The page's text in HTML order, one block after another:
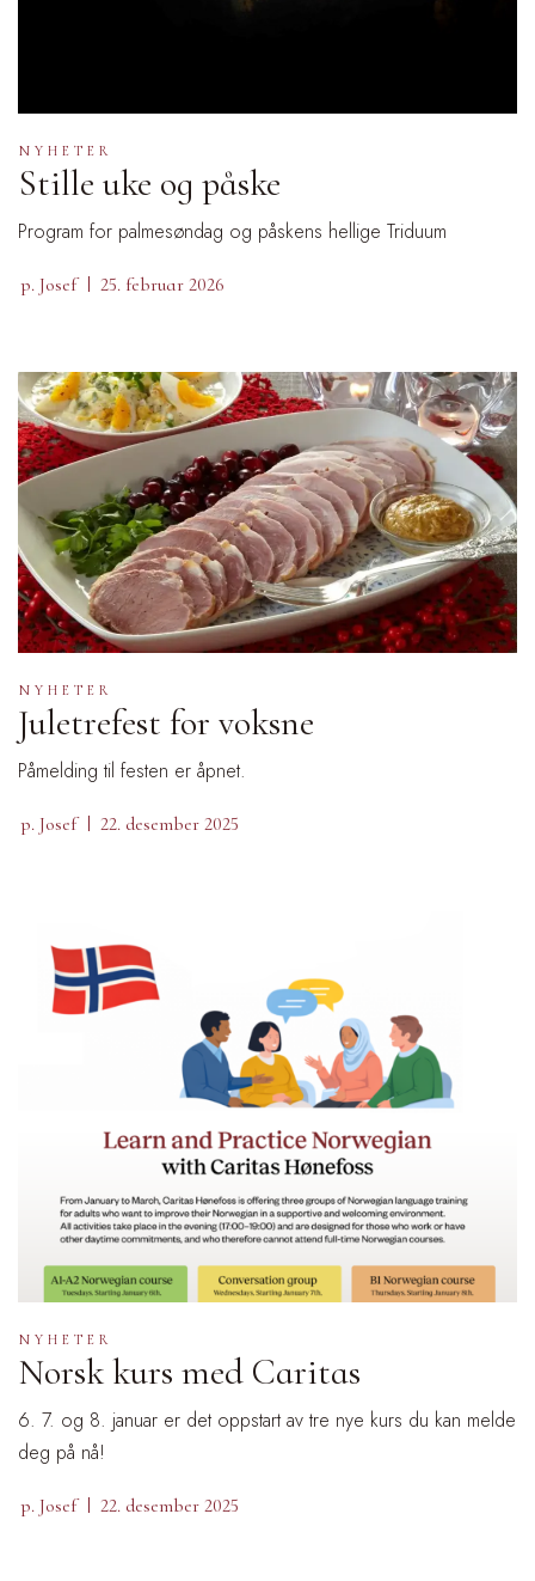
NYHETER
Stille uke og påske
Program for palmesøndag og påskens hellige Triduum
p. Josef 25. februar 2026
NYHETER
Juletrefest for voksne
Påmelding til festen er åpnet.
p. Josef 22. desember 2025
NYHETER
Norsk kurs med Caritas
6. 7. og 8. januar er det oppstart av tre nye kurs du kan melde
deg på nå!
p. Josef 22. desember 2025